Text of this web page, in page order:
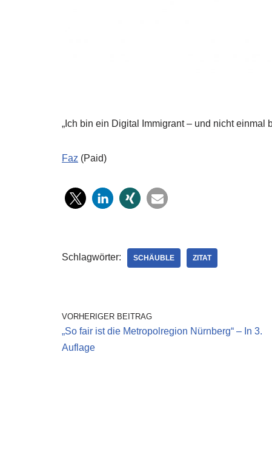
„Ich bin ein Digital Immigrant – und nicht einmal
Faz (Paid)
Schlagwörter: SCHÄUBLE ZITAT
VORHERIGER BEITRAG
„So fair ist die Metropolregion Nürnberg“ – In 3.
Auflage